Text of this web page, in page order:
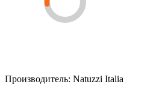
Производитель: Natuzzi Italia